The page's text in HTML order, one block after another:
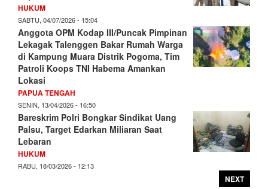
HUKUM
SABTU, 04/07/2026 - 15:04
Anggota OPM Kodap III/Puncak Pimpinan
Lekagak Talenggen Bakar Rumah Warga
di Kampung Muara Distrik Pogoma, Tim
Patroli Koops TNI Habema Amankan
Lokasi
PAPUA TENGAH
SENIN, 13/04/2026 - 16:50
Bareskrim Polri Bongkar Sindikat Uang
Palsu, Target Edarkan Miliaran Saat
Lebaran
HUKUM
RABU, 18/03/2026 - 12:13
NEXT